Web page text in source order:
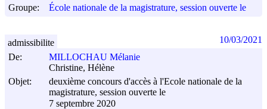
Groupe:
École nationale de la magistrature, session ouverte le
De:
MILLOCHAU Mélanie
Christine, Hélène
Objet:
deuxième concours d'accès à l'Ecole nationale de la
magistrature, session ouverte le
7 septembre 2020
admissibilite 10/03/2021